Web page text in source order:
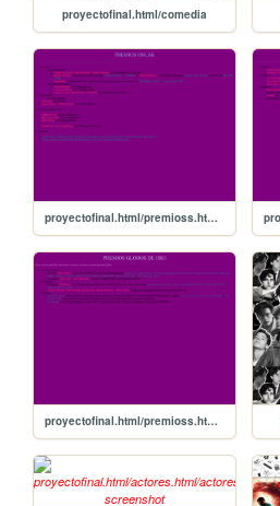
proyectofinal.html/comedia
proyectofinal.html/premioss.html/oscar
proyectofinal.html/premioss.html/globosdeoro